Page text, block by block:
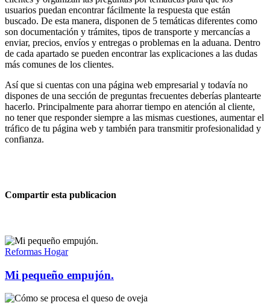
usuarios puedan encontrar fácilmente la respuesta que están
buscado. De esta manera, disponen de 5 temáticas diferentes como
son documentación y trámites, tipos de transporte y mercancías a
enviar, precios, envíos y entregas o problemas en la aduana. Dentro
de cada apartado se pueden encontrar las explicaciones a las dudas
más comunes de los clientes.
Así que si cuentas con una página web empresarial y todavía no
dispones de una sección de preguntas frecuentes deberías plantearte
hacerlo. Principalmente para ahorrar tiempo en atención al cliente,
no tener que responder siempre a las mismas cuestiones, aumentar el
tráfico de tu página web y también para transmitir profesionalidad y
confianza.
Compartir esta publicacion
Reformas Hogar
Mi pequeño empujón.